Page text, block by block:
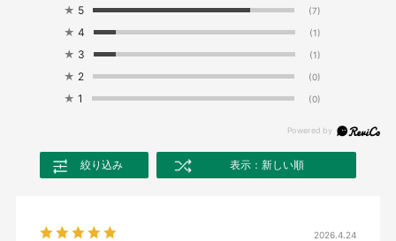
★ 5 (7)
★ 4 (1)
★ 3 (1)
★ 2 (0)
★ 1 (0)
絞り込み 表示：新しい順
2026.4.24